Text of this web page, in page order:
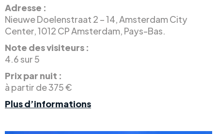
Adresse :
Nieuwe Doelenstraat 2 – 14, Amsterdam City
Center, 1012 CP Amsterdam, Pays-Bas.
Note des visiteurs :
4.6 sur 5
Prix par nuit :
à partir de 375 €
Plus d’informations